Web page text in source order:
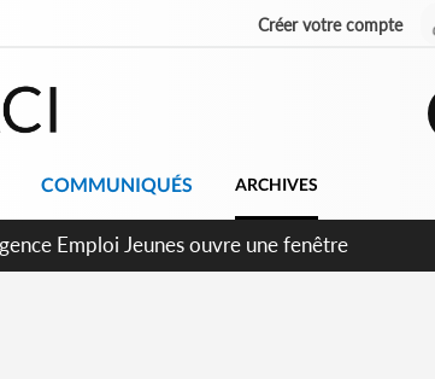
Créer votre compte
COMMUNIQUÉS ARCHIVES
contractuels obtiennent un accord avec la